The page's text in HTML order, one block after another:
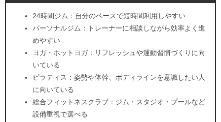
24時間ジム：自分のペースで短時間利用しやすい
パーソナルジム：トレーナーに相談しながら効率よく進
めやすい
ヨガ・ホットヨガ：リフレッシュや運動習慣づくりに向
いている
ピラティス：姿勢や体幹、ボディラインを意識したい人
に向いている
総合フィットネスクラブ：ジム・スタジオ・プールなど
設備重視で選べる